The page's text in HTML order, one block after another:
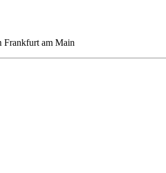
Frankfurt am Main